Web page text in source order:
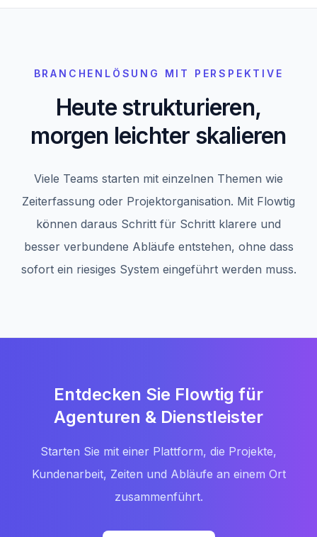
BRANCHENLÖSUNG MIT PERSPEKTIVE
Heute strukturieren,
morgen leichter skalieren
Viele Teams starten mit einzelnen Themen wie
Zeiterfassung oder Projektorganisation. Mit Flowtig
können daraus Schritt für Schritt klarere und
besser verbundene Abläufe entstehen, ohne dass
sofort ein riesiges System eingeführt werden muss.
Entdecken Sie Flowtig für
Agenturen & Dienstleister
Starten Sie mit einer Plattform, die Projekte,
Kundenarbeit, Zeiten und Abläufe an einem Ort
zusammenführt.